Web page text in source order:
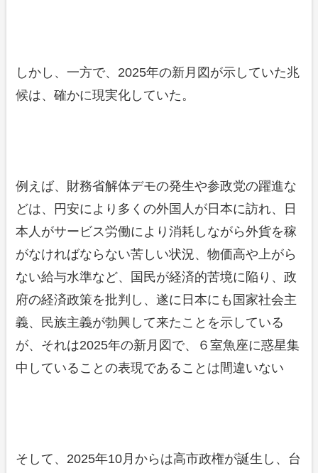
しかし、一方で、2025年の新月図が示していた兆
候は、確かに現実化していた。
例えば、財務省解体デモの発生や参政党の躍進な
どは、円安により多くの外国人が日本に訪れ、日
本人がサービス労働により消耗しながら外貨を稼
がなければならない苦しい状況、物価高や上がら
ない給与水準など、国民が経済的苦境に陥り、政
府の経済政策を批判し、遂に日本にも国家社会主
義、民族主義が勃興して来たことを示している
が、それは2025年の新月図で、６室魚座に惑星集
中していることの表現であることは間違いない
そして、2025年10月からは高市政権が誕生し、台